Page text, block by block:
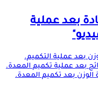
بعد عملية
بعد عملية التكميم.
بعد عملية تكميم المعدة.
الوزن بعد تكميم المعدة.